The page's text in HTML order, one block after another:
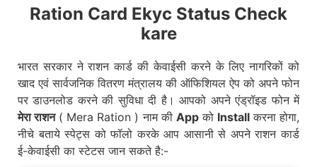
Ration Card Ekyc Status Check
kare
भारत सरकार ने राशन कार्ड की केवाईसी करने के लिए नागरिकों को
खाद एवं सार्वजनिक वितरण मंत्रालय की ऑफिशियल ऐप को अपने फोन
पर डाउनलोड करने की सुविधा दी है। आपको अपने एंड्रॉइड फोन में
मेरा राशन( Mera Ration ) नाम की Appको Installकरना होगा,
नीचे बताये स्पेट्स को फॉलो करके आप आसानी से अपने राशन कार्ड
ई-केवाईसी का स्टेटस जान सकते है:-